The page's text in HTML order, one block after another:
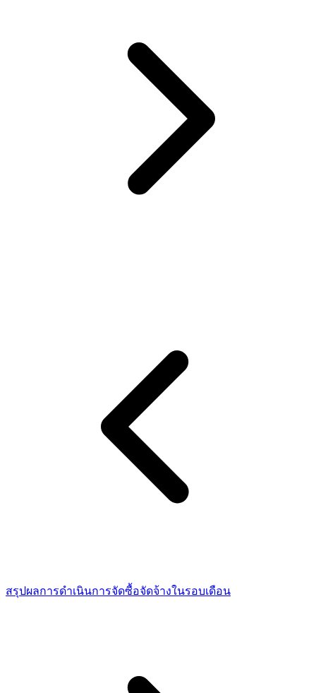
สรุปผลการดำเนินการจัดซื้อจัดจ้างในรอบเดือน